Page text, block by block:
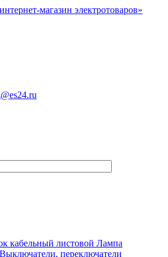
кабельный листовой Лампа
Выключатели, переключатели